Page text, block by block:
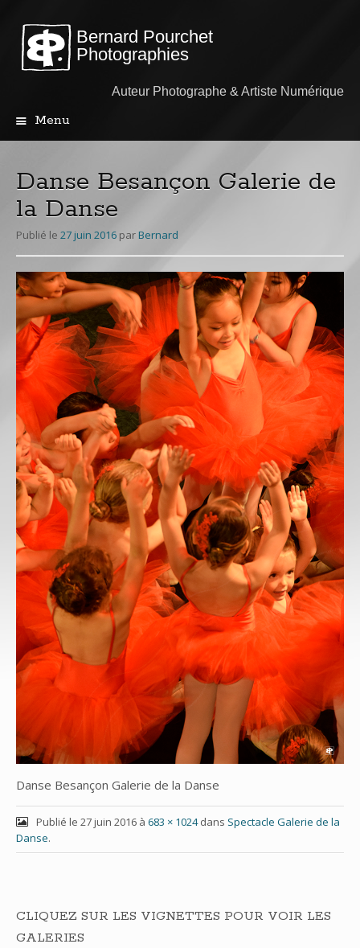
Bernard Pourchet
Photographies
Auteur Photographe & Artiste Numérique
Menu
principal
Danse Besançon Galerie de
la Danse
Publié le 27 juin 2016 parBernard
Danse Besançon Galerie de la Danse
Publié le 27 juin 2016à 683 × 1024dans Spectacle Galerie de la
Danse.
CLIQUEZ SUR LES VIGNETTES POUR VOIR LES
GALERIES